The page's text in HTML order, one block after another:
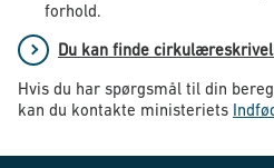
forhold.
Du kan finde
Hvis du har spørgsmål til din
kan du kontakte ministeriets